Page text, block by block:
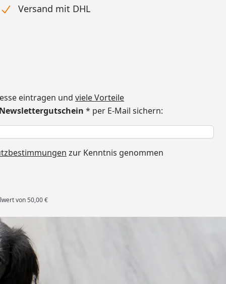
Versand mit DHL
eintragen und viele Vorteile
* per E-Mail sichern:
zur Kenntnis genommen
von 50,00 €